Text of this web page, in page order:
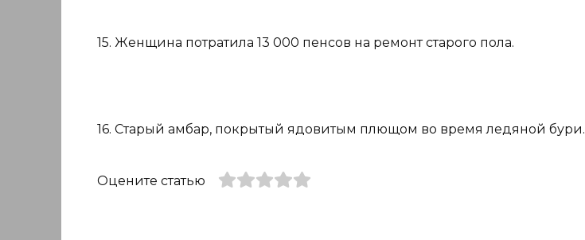
15. Женщина потратила 13 000 пенсов на ремонт старого пола.
16. Старый амбар, покрытый ядовитым плющом во время ледяной бури.
Оцените статью